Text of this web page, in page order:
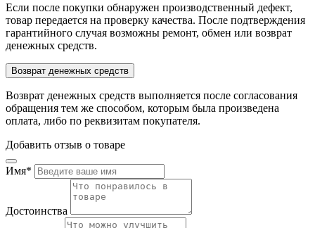
Если после покупки обнаружен производственный дефект,
товар передается на проверку качества. После подтверждения
гарантийного случая возможны ремонт, обмен или возврат
денежных средств.
Возврат денежных средств
Возврат денежных средств выполняется после согласования
обращения тем же способом, которым была произведена
оплата, либо по реквизитам покупателя.
Добавить отзыв о товаре
Имя*
Достоинства